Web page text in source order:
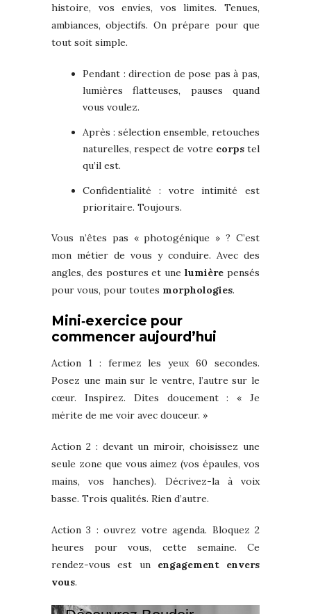
histoire, vos envies, vos limites. Tenues,
ambiances, objectifs. On prépare pour que
tout soit simple.
Pendant : direction de pose pas à pas,
lumières flatteuses, pauses quand
vous voulez.
Après : sélection ensemble, retouches
naturelles, respect de votre corpstel
qu’il est.
Confidentialité : votre intimité est
prioritaire. Toujours.
Vous n’êtes pas « photogénique » ? C’est
mon métier de vous y conduire. Avec des
angles, des postures et unelumière pensés
pour vous, pour toutes morphologies.
Mini‑exercice pour
commencer aujourd’hui
Action 1 : fermez les yeux 60 secondes.
Posez une main sur le ventre, l’autre sur le
cœur. Inspirez. Dites doucement : « Je
mérite de me voir avec douceur. »
Action 2 : devant un miroir, choisissez une
seule zone que vous aimez (vos épaules, vos
mains, vos hanches). Décrivez-la à voix
basse. Trois qualités. Rien d’autre.
Action 3 : ouvrez votre agenda. Bloquez 2
heures pour vous, cette semaine. Ce
rendez-vous est un engagement envers
vous.